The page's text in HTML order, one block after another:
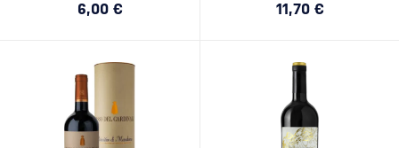
6,00 € 11,70 €